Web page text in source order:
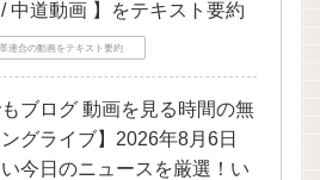
中道動画 】をテキスト要約
連合の動画をテキスト要約
ブログ 動画を見る時間の無
グライブ】2026年8月6日
い今日のニュースを厳選！い